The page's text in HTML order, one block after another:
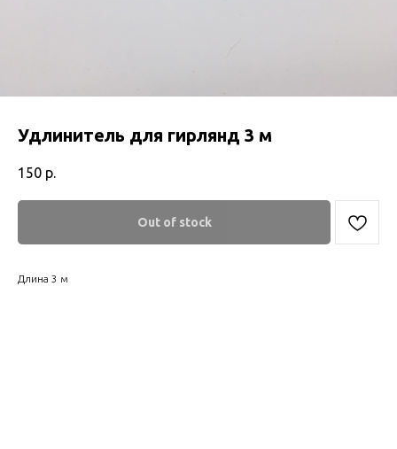
Удлинитель для гирлянд 3 м
150 р.
Out of stock
Длина 3 м